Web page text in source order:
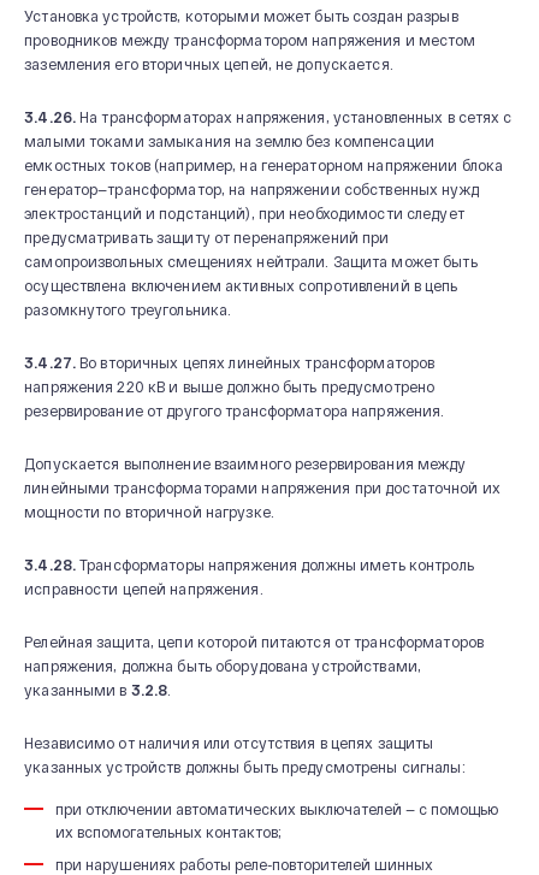
Установка устройств, которыми может быть создан разрыв
проводников между трансформатором напряжения и местом
заземления его вторичных цепей, не допускается.
3.4.26. На трансформаторах напряжения, установленных в сетях с
малыми токами замыкания на землю без компенсации
емкостных токов (например, на генераторном напряжении блока
генератор—трансформатор, на напряжении собственных нужд
электростанций и подстанций), при необходимости следует
предусматривать защиту от перенапряжений при
самопроизвольных смещениях нейтрали. Защита может быть
осуществлена включением активных сопротивлений в цепь
разомкнутого треугольника.
3.4.27. Во вторичных цепях линейных трансформаторов
напряжения 220 кВ и выше должно быть предусмотрено
резервирование от другого трансформатора напряжения.
Допускается выполнение взаимного резервирования между
линейными трансформаторами напряжения при достаточной их
мощности по вторичной нагрузке.
3.4.28. Трансформаторы напряжения должны иметь контроль
исправности цепей напряжения.
Релейная защита, цепи которой питаются от трансформаторов
напряжения, должна быть оборудована устройствами,
указанными в 3.2.8
Независимо от наличия или отсутствия в цепях защиты
указанных устройств должны быть предусмотрены сигналы:
при отключении автоматических выключателей — с помощью
их вспомогательных контактов;
при нарушениях работы реле-повторителей шинных